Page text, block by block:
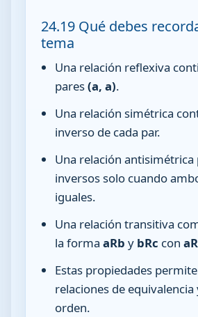
24.19 Qué debes
tema
Una relación reflexiva
pares(a, a).
Una relación simétrica
inverso de cada par.
Una relación
inversos solo cuando
iguales.
Una relación transitiva
la formaaRb y bRc con
Estas propiedades
relaciones de
orden.